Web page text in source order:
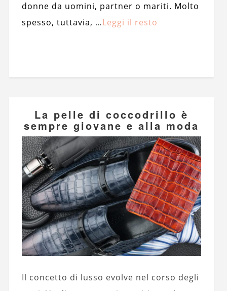
donne da uomini, partner o mariti. Molto
spesso, tuttavia, …Leggi il resto
La pelle di coccodrillo è
sempre giovane e alla moda
Il concetto di lusso evolve nel corso degli